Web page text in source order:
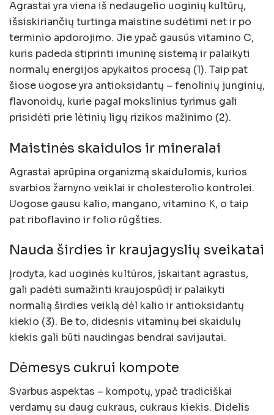
Agrastai yra viena iš nedaugelio uoginių kultūrų,
išsiskiriančių turtinga maistine sudėtimi net ir po
terminio apdorojimo. Jie ypač gausūs vitamino C,
kuris padeda stiprinti imuninę sistemą ir palaikyti
normalų energijos apykaitos procesą (1). Taip pat
šiose uogose yra antioksidantų – fenolinių junginių,
flavonoidų, kurie pagal mokslinius tyrimus gali
prisidėti prie lėtinių ligų rizikos mažinimo (2).
Maistinės skaidulos ir mineralai
Agrastai aprūpina organizmą skaidulomis, kurios
svarbios žarnyno veiklai ir cholesterolio kontrolei.
Uogose gausu kalio, mangano, vitamino K, o taip
pat riboflavino ir folio rūgšties.
Nauda širdies ir kraujagyslių sveikatai
Įrodyta, kad uoginės kultūros, įskaitant agrastus,
gali padėti sumažinti kraujospūdį ir palaikyti
normalią širdies veiklą dėl kalio ir antioksidantų
kiekio (3). Be to, didesnis vitaminų bei skaidulų
kiekis gali būti naudingas bendrai savijautai.
Dėmesys cukrui kompote
Svarbus aspektas – kompotų, ypač tradiciškai
verdamų su daug cukraus, cukraus kiekis. Didelis